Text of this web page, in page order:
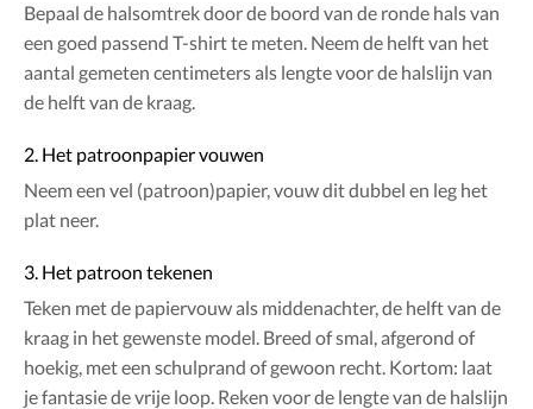
Bepaal de halsomtrek door de boord van de ronde hals van
een goed passend T-shirt te meten. Neem de helft van het
aantal gemeten centimeters als lengte voor de halslijn van
de helft van de kraag.
2. Het patroonpapier vouwen
Neem een vel (patroon)papier, vouw dit dubbel en leg het
plat neer.
3. Het patroon tekenen
Teken met de papiervouw als middenachter, de helft van de
kraag in het gewenste model. Breed of smal, afgerond of
hoekig, met een schulprand of gewoon recht. Kortom: laat
je fantasie de vrije loop. Reken voor de lengte van de halslijn